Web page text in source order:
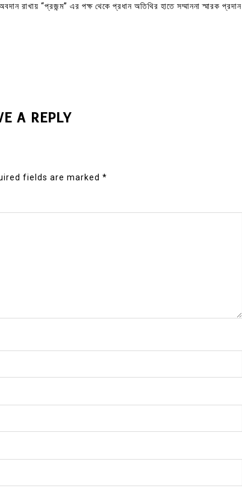
রাখায় “প্রজন্ম” এর পক্ষ থেকে প্রধান অতিথির হাতে সম্মাননা স্মারক প্রদান
A REPLY
fields are marked *